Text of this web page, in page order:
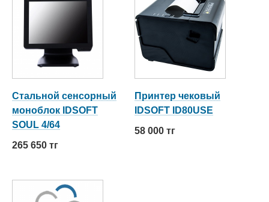
Стальной сенсорный
моноблок IDSOFT
SOUL 4/64
265 650 тг
Принтер чековый
IDSOFT ID80USE
58 000 тг